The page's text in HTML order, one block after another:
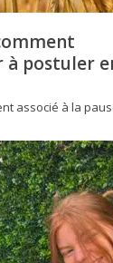
à postuler
associé à la